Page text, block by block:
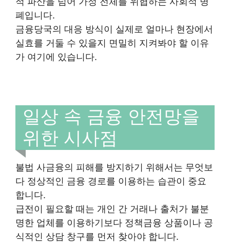
폐입니다.
금융당국의 대응 방식이 실제로 얼마나 현장에서
실효를 거둘 수 있을지 면밀히 지켜봐야 할 이유
가 여기에 있습니다.
일상 속 금융 안전망을
위한 시사점
불법 사금융의 피해를 방지하기 위해서는 무엇보
다 정상적인 금융 경로를 이용하는 습관이 중요
합니다.
급전이 필요할 때는 개인 간 거래나 출처가 불분
명한 업체를 이용하기보다 정책금융 상품이나 공
식적인 상담 창구를 먼저 찾아야 합니다.